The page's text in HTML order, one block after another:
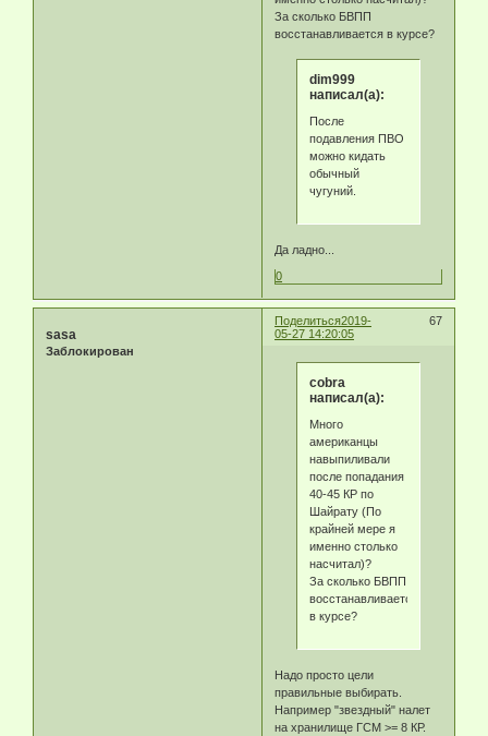
За сколько БВПП
восстанавливается в курсе?
dim999
написал(а):
После
подавления ПВО
можно кидать
обычный
чугуний.
Да ладно...
0
Поделиться 67
2019-
05-27 14:20:05
sasa
Заблокирован
cobra
написал(а):
Много
американцы
навыпиливали
после попадания
40-45 КР по
Шайрату (По
крайней мере я
именно столько
насчитал)?
За сколько БВПП
восстанавливается
в курсе?
Надо просто цели
правильные выбирать.
Например "звездный" налет
на хранилище ГСМ >= 8 КР.